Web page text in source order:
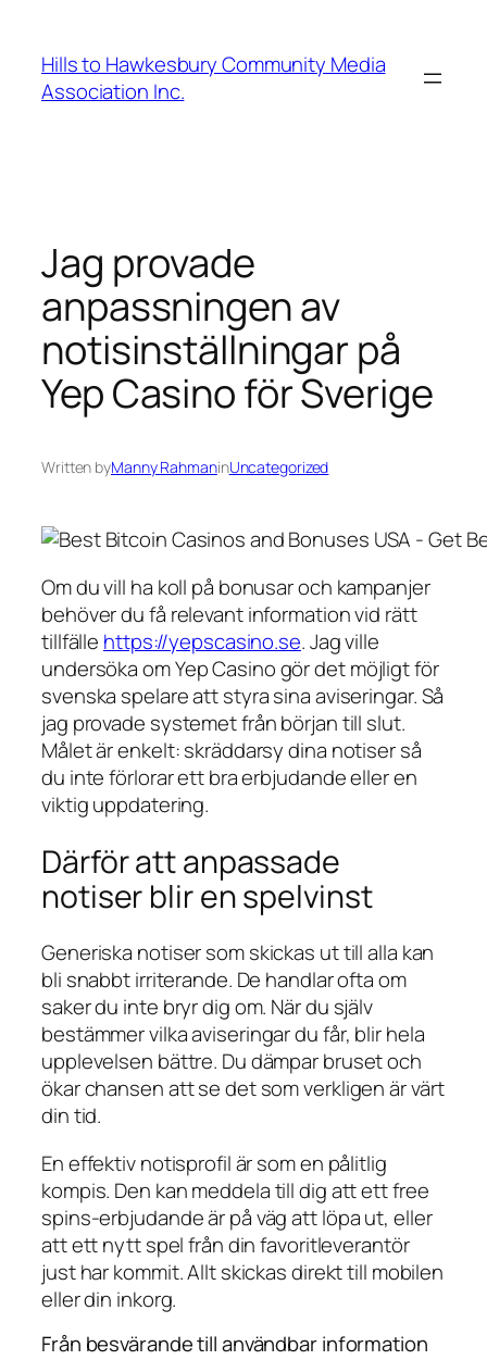
Hills to Hawkesbury Community Media
Association Inc.
Jag provade
anpassningen av
notisinställningar på
Yep Casino för Sverige
Written byManny RahmaninUncategorized
Om du vill ha koll på bonusar och kampanjer
behöver du få relevant information vid rätt
tillfälle https://yepscasino.se. Jag ville
undersöka om Yep Casino gör det möjligt för
svenska spelare att styra sina aviseringar. Så
jag provade systemet från början till slut.
Målet är enkelt: skräddarsy dina notiser så
du inte förlorar ett bra erbjudande eller en
viktig uppdatering.
Därför att anpassade
notiser blir en spelvinst
Generiska notiser som skickas ut till alla kan
bli snabbt irriterande. De handlar ofta om
saker du inte bryr dig om. När du själv
bestämmer vilka aviseringar du får, blir hela
upplevelsen bättre. Du dämpar bruset och
ökar chansen att se det som verkligen är värt
din tid.
En effektiv notisprofil är som en pålitlig
kompis. Den kan meddela till dig att ett free
spins-erbjudande är på väg att löpa ut, eller
att ett nytt spel från din favoritleverantör
just har kommit. Allt skickas direkt till mobilen
eller din inkorg.
Från besvärande till användbar information